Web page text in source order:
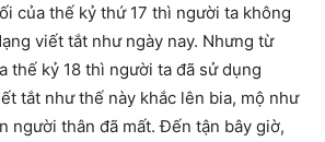
của thế kỷ thứ 17 thì người ta không
viết tắt như ngày nay. Nhưng từ
thế kỷ 18 thì người ta đã sử dụng
tắt như thế này khắc lên bia, mộ như
người thân đã mất. Đến tận bây giờ,